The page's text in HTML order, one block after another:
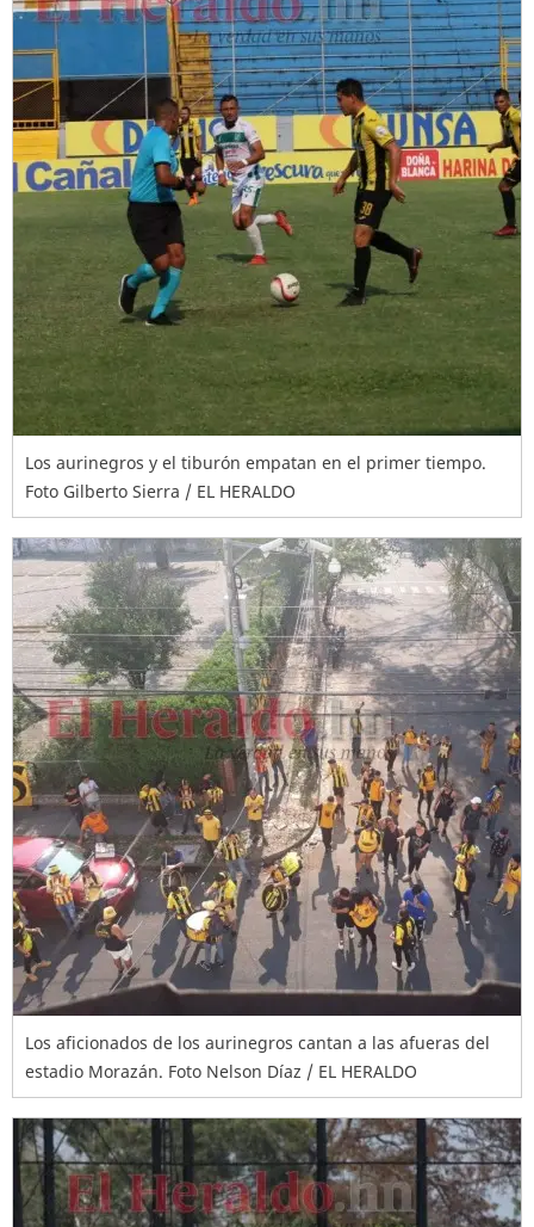
Los aurinegros y el tiburón empatan en el primer tiempo.
Foto Gilberto Sierra / EL HERALDO
Los aficionados de los aurinegros cantan a las afueras del
estadio Morazán. Foto Nelson Díaz / EL HERALDO